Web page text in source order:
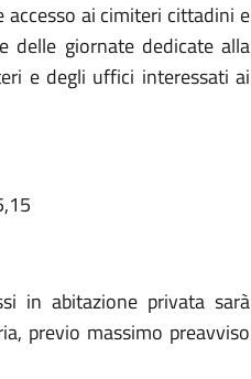
accesso ai cimiteri cittadini e
delle giornate dedicate alla
e degli uffici interessati ai
in abitazione privata sarà
previo massimo preavviso